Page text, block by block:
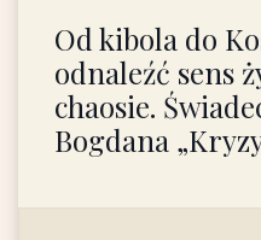
Od kibola do
odnaleźć sens
chaosie.
Bogdana